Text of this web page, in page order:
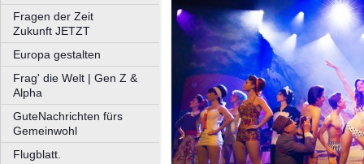
Fragen der Zeit
Zukunft JETZT
Europa gestalten
Frag' die Welt | Gen Z &
Alpha
GuteNachrichten fürs
Gemeinwohl
Flugblatt.